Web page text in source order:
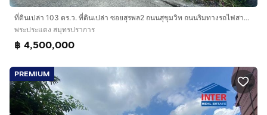
propcode=64361-1
ที่ดินเปล่า 103 ตร.ว. ที่ดินเปล่า ซอยสุรพล2 ถนนสุขุมวิท ถนนริมทางรถไฟสายเก่า พระประแดง สมุทรปราการ
พระประแดง สมุทรปราการ
฿ 4,500,000
PREMIUM